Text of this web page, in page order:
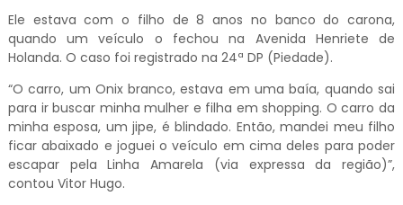
Ele estava com o filho de 8 anos no banco do carona,
quando um veículo o fechou na Avenida Henriete de
Holanda. O caso foi registrado na 24ª DP (Piedade).
“O carro, um Onix branco, estava em uma baía, quando sai
para ir buscar minha mulher e filha em shopping. O carro da
minha esposa, um jipe, é blindado. Então, mandei meu filho
ficar abaixado e joguei o veículo em cima deles para poder
escapar pela Linha Amarela (via expressa da região)”,
contou Vitor Hugo.